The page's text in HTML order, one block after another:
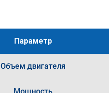
Параметр
Объем двигателя